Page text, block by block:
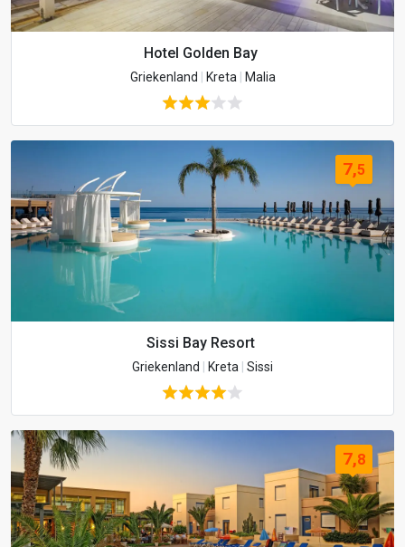
Hotel Golden Bay
Griekenland Kreta Malia
7,5
Sissi Bay Resort
Griekenland Kreta Sissi
7,8